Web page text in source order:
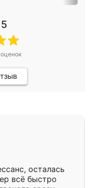
осталась
всё быстро